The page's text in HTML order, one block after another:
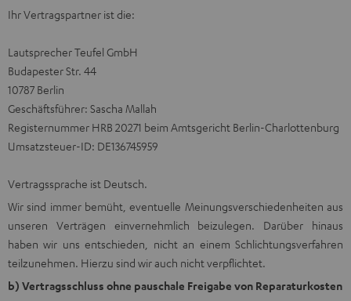
Ihr Vertragspartner ist die:
Lautsprecher Teufel GmbH
Budapester Str. 44
10787 Berlin
Geschäftsführer: Sascha Mallah
Registernummer HRB 20271 beim Amtsgericht Berlin-Charlottenburg
Umsatzsteuer-ID: DE136745959
Vertragssprache ist Deutsch.
Wir sind immer bemüht, eventuelle Meinungsverschiedenheiten aus
unseren Verträgen einvernehmlich beizulegen. Darüber hinaus
haben wir uns entschieden, nicht an einem Schlichtungsverfahren
teilzunehmen. Hierzu sind wir auch nicht verpflichtet.
b) Vertragsschluss ohne pauschale Freigabe von Reparaturkosten